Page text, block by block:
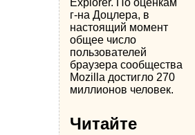
Explorer. По оценкам
г-на Доцлера, в
настоящий момент
общее число
пользователей
браузера сообщества
Mozilla достигло 270
миллионов человек.
Читайте